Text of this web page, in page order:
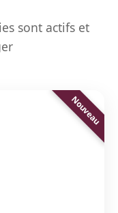
sont actifs et